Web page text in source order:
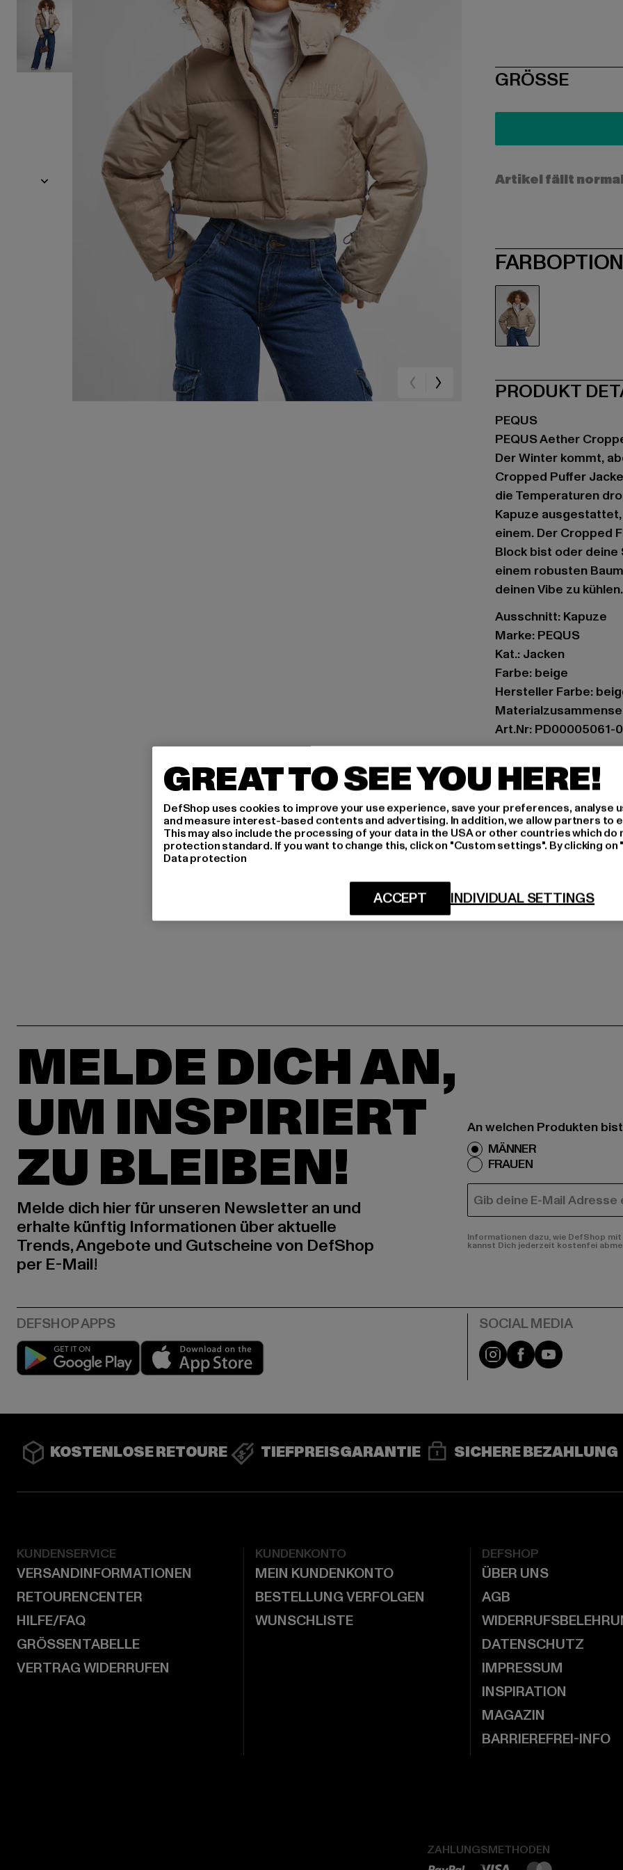
SIZE
GRÖSSE
Artikel fällt
PRODUKT
PEQUS
PEQUS Aether
Der Winter kommt,
Cropped Puffer
die Temperaturen
Kapuze
einem. Der Cropped
Block bist oder
einem robusten
deinen Vibe zu
Ausschnitt: Kapuze
Marke: PEQUS
Kat.: Jacken
Farbe: beige
Hersteller Farbe:
Art.Nr: PD00005061-
Hersteller: Urban
Schanzenstraße 41 |
GRÖSSE
LIEFERUNG &
MELDE DICH AN,
UM INSPIRIERT
ZU BLEIBEN!
Melde dich hier für unseren Newsletter an und
erhalte künftig Informationen über aktuelle
Trends, Angebote und Gutscheine von DefShop
per E-Mail!
An welchen Produkten
MÄNNER
FRAUEN
E-MAIL
Informationen dazu, wie DefShop
kannst Dich jederzeit kostenfei
Play market Instagram
FacebookYouTube
KOSTENLOSE RETOURE TIEFPREISGARANTIE SICHERE BEZAHLUNG
KUNDENSERVICE
VERSANDINFORMATIONEN
RETOURENCENTER
HILFE/FAQ
GRÖSSENTABELLE
VERTRAG WIDERRUFEN
KUNDENKONTO
MEIN KUNDENKONTO
BESTELLUNG VERFOLGEN
WUNSCHLISTE
DEFSHOP
ÜBER UNS
AGB
DATENSCHUTZ
IMPRESSUM
INSPIRATION
MAGAZIN
BARRIEREFREI-INFO
ZAHLUNGSMETHODEN
GREAT TO SEE YOU HERE!
DefShop uses cookies to improve your use experience, save your preferences, analyse
and measure interest-based contents and advertising. In addition, we allow partners to
This may also include the processing of your data in the USA or other countries which do
protection standard. If you want to change this, click on "Custom settings". By clicking
Data protection
INDIVIDUAL SETTINGS
ACCEPT